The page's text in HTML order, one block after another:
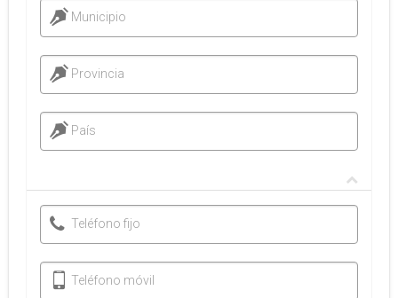
Municipio
Provincia
País
Teléfono fijo
Teléfono móvil